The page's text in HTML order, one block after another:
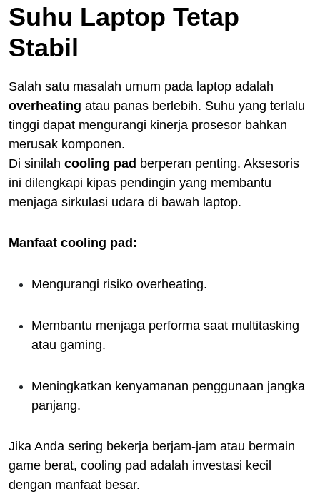
Suhu Laptop Tetap
Stabil
Salah satu masalah umum pada laptop adalah
overheating atau panas berlebih. Suhu yang terlalu
tinggi dapat mengurangi kinerja prosesor bahkan
merusak komponen.
Di sinilah cooling pad berperan penting. Aksesoris
ini dilengkapi kipas pendingin yang membantu
menjaga sirkulasi udara di bawah laptop.
Manfaat cooling pad:
Mengurangi risiko overheating.
Membantu menjaga performa saat multitasking
atau gaming.
Meningkatkan kenyamanan penggunaan jangka
panjang.
Jika Anda sering bekerja berjam-jam atau bermain
game berat, cooling pad adalah investasi kecil
dengan manfaat besar.